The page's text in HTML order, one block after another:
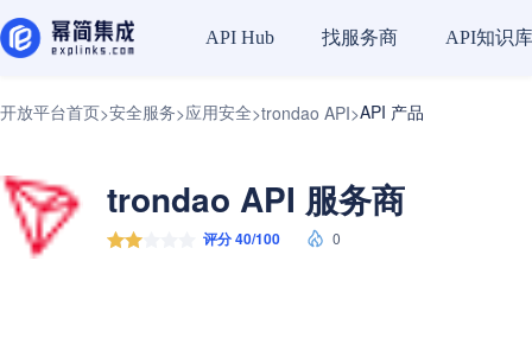
API Hub 找服务商 API知识库
开放平台首页>安全服务>应用安全>trondao API>API 产品
trondao API 服务商
评分 40/100 0